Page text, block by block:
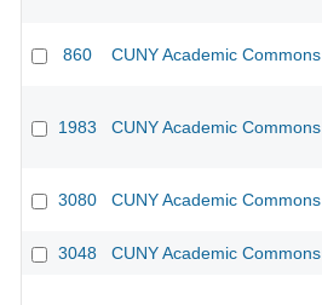
860 CUNY Academic Commons
1983 CUNY Academic Commons
3080 CUNY Academic Commons
3048 CUNY Academic Commons